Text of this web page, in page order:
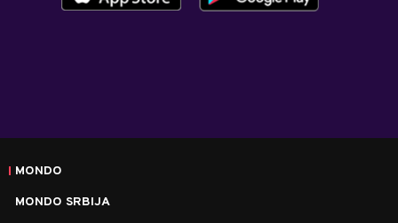
MONDO
MONDO SRBIJA